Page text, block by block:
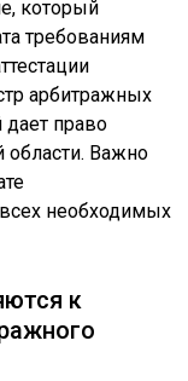
который
требованиям
арбитражных
право
области. Важно
необходимых
к